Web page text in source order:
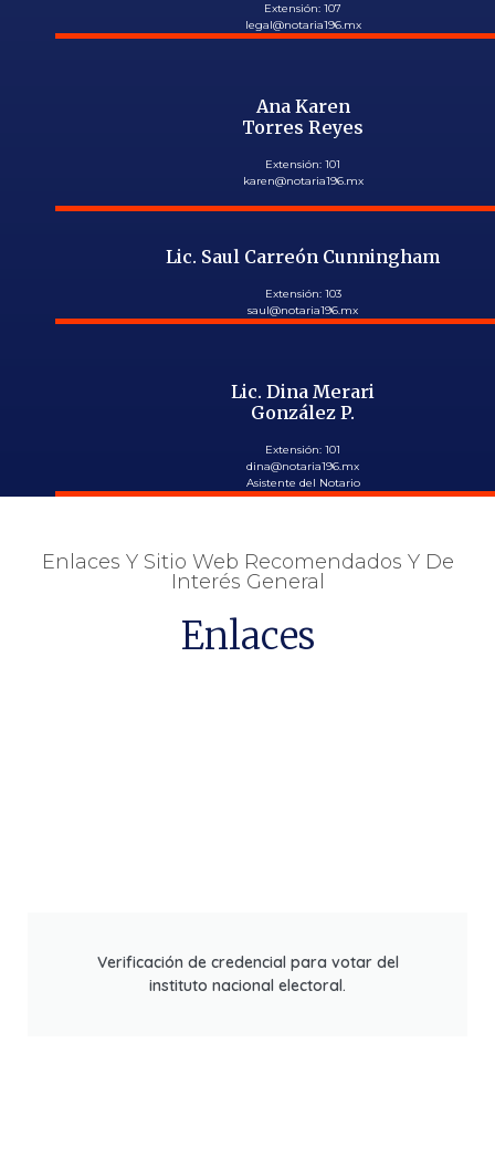
Extensión: 107
legal@notaria196.mx
Ana Karen
Torres Reyes
Extensión: 101
karen@notaria196.mx
Lic. Saul Carreón Cunningham
Extensión: 103
saul@notaria196.mx
Lic. Dina Merari
González P.
Extensión: 101
dina@notaria196.mx
Asistente del Notario
Enlaces Y Sitio Web Recomendados Y De
Interés General
Enlaces
Verificación de credencial para votar del
instituto nacional electoral.